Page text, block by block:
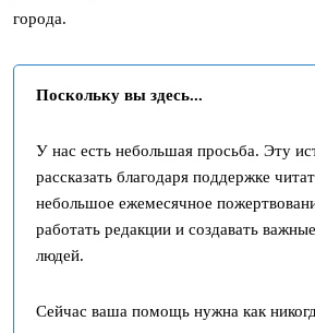
города.
Поскольку вы здесь...
У нас есть небольшая просьба. Эту
рассказать благодаря поддержке
небольшое ежемесячное
работать редакции и создавать
людей.
Сейчас ваша помощь нужна как